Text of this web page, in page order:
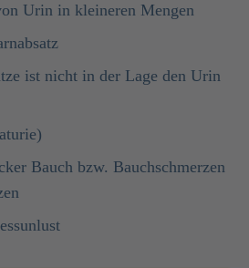
Urin in kleineren Mengen
ist nicht in der Lage den Urin
Bauch bzw. Bauchschmerzen